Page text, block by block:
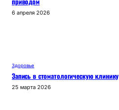
6 апреля 2026
Здоровье
Запись в стоматологическую клинику
25 марта 2026